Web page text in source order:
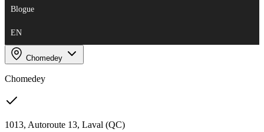
Blogue
EN
Chomedey
Chomedey
1013, Autoroute 13, Laval (QC)